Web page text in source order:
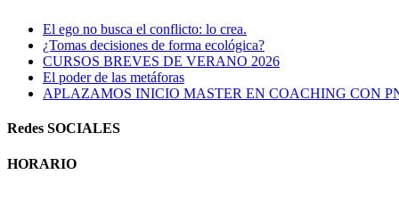
El ego no busca el conflicto: lo crea.
¿Tomas decisiones de forma ecológica?
CURSOS BREVES DE VERANO 2026
El poder de las metáforas
APLAZAMOS INICIO MASTER EN COACHING CON
Redes SOCIALES
HORARIO